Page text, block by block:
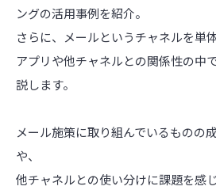
ングの活用事例を紹介。
さらに、メールというチャネルを単
アプリや他チャネルとの関係性の中
説します。
メール施策に取り組んでいるものの
や、
他チャネルとの使い分けに課題を感